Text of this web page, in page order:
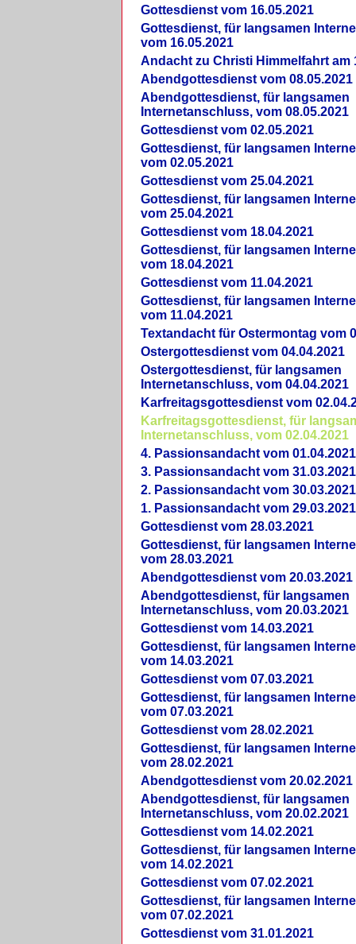
Gottesdienst vom 16.05.2021
Gottesdienst, für langsamen
vom 16.05.2021
Andacht zu Christi Himmelfahrt am
Abendgottesdienst vom 08.05.2021
Abendgottesdienst, für langsamen
Internetanschluss, vom 08.05.2021
Gottesdienst vom 02.05.2021
Gottesdienst, für langsamen
vom 02.05.2021
Gottesdienst vom 25.04.2021
Gottesdienst, für langsamen
vom 25.04.2021
Gottesdienst vom 18.04.2021
Gottesdienst, für langsamen
vom 18.04.2021
Gottesdienst vom 11.04.2021
Gottesdienst, für langsamen
vom 11.04.2021
Textandacht für Ostermontag vom
Ostergottesdienst vom 04.04.2021
Ostergottesdienst, für langsamen
Internetanschluss, vom 04.04.2021
Karfreitagsgottesdienst vom
Karfreitagsgottesdienst, für
Internetanschluss, vom 02.04.2021
4. Passionsandacht vom 01.04.2021
3. Passionsandacht vom 31.03.2021
2. Passionsandacht vom 30.03.2021
1. Passionsandacht vom 29.03.2021
Gottesdienst vom 28.03.2021
Gottesdienst, für langsamen
vom 28.03.2021
Abendgottesdienst vom 20.03.2021
Abendgottesdienst, für langsamen
Internetanschluss, vom 20.03.2021
Gottesdienst vom 14.03.2021
Gottesdienst, für langsamen
vom 14.03.2021
Gottesdienst vom 07.03.2021
Gottesdienst, für langsamen
vom 07.03.2021
Gottesdienst vom 28.02.2021
Gottesdienst, für langsamen
vom 28.02.2021
Abendgottesdienst vom 20.02.2021
Abendgottesdienst, für langsamen
Internetanschluss, vom 20.02.2021
Gottesdienst vom 14.02.2021
Gottesdienst, für langsamen
vom 14.02.2021
Gottesdienst vom 07.02.2021
Gottesdienst, für langsamen
vom 07.02.2021
Gottesdienst vom 31.01.2021